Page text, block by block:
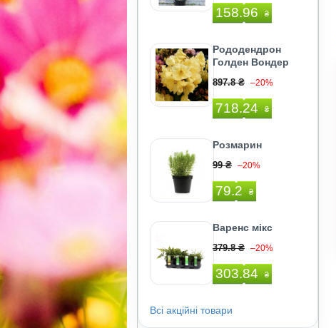
158.96 ₴
Рододендрон
Голден Вондер
897.8 ₴ –20%
718.24 ₴
Розмарин
99 ₴ –20%
79.2 ₴
Варенс мікс
379.8 ₴ –20%
303.84 ₴
Всі акційні товари